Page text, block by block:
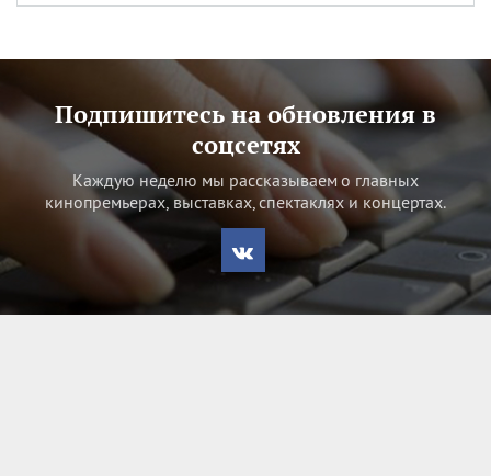
Подпишитесь на обновления в
соцсетях
Каждую неделю мы рассказываем о главных
кинопремьерах, выставках, спектаклях и концертах.